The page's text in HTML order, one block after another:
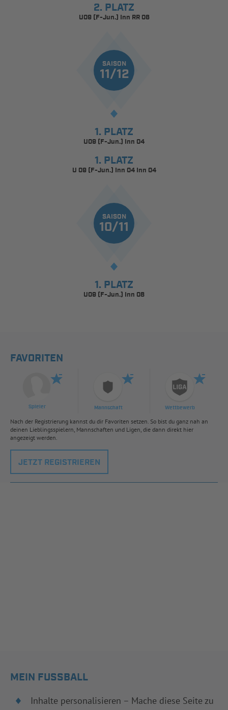
2. PLATZ
U09 (F-Jun.) Inn RR 06
SAISON
11/12
1. PLATZ
U09 (F-Jun.) Inn 04
1. PLATZ
U 09 (F-Jun.) Inn 04 Inn 04
SAISON
10/11
1. PLATZ
U09 (F-Jun.) Inn 08
FAVORITEN
Spieler Mannschaft Wettbewerb
Nach der Registrierung kannst du dir Favoriten setzen. So bist du ganz nah an
deinen Lieblingsspielern, Mannschaften und Ligen, die dann direkt hier
angezeigt werden.
JETZT REGISTRIEREN
MEIN FUSSBALL
Inhalte personalisieren – Mache diese Seite zu